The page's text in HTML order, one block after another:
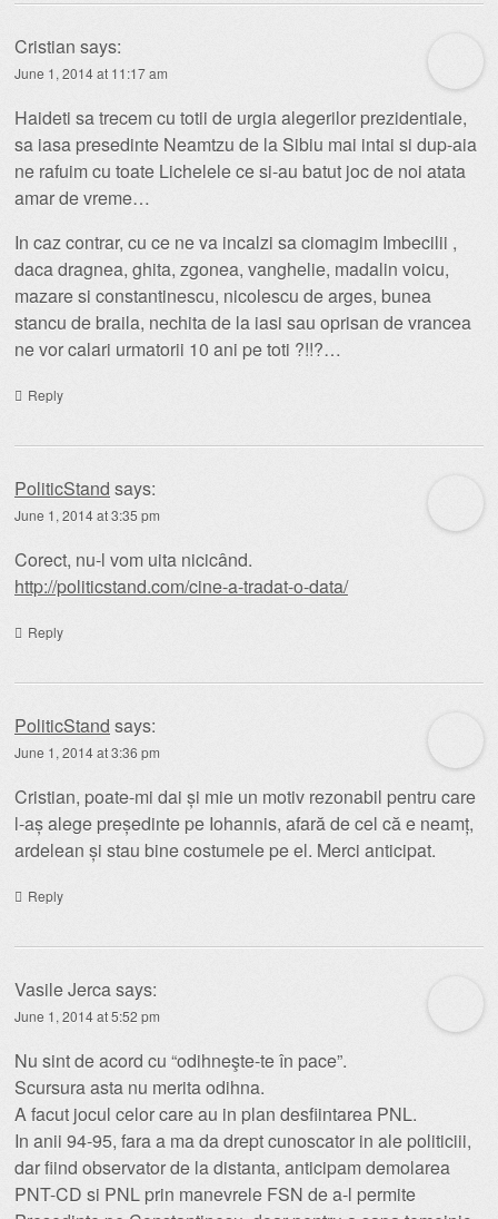
Cristian says:
June 1, 2014 at 11:17 am
Haideti sa trecem cu totii de urgia alegerilor prezidentiale,
sa iasa presedinte Neamtzu de la Sibiu mai intai si dup-aia
ne rafuim cu toate Lichelele ce si-au batut joc de noi atata
amar de vreme…
In caz contrar, cu ce ne va incalzi sa ciomagim Imbecilii ,
daca dragnea, ghita, zgonea, vanghelie, madalin voicu,
mazare si constantinescu, nicolescu de arges, bunea
stancu de braila, nechita de la iasi sau oprisan de vrancea
ne vor calari urmatorii 10 ani pe toti ?!!?…
Reply
PoliticStand says:
June 1, 2014 at 3:35 pm
Corect, nu-l vom uita nicicând.
http://politicstand.com/cine-a-tradat-o-data/
Reply
PoliticStand says:
June 1, 2014 at 3:36 pm
Cristian, poate-mi dai și mie un motiv rezonabil pentru care
l-aș alege președinte pe Iohannis, afară de cel că e neamț,
ardelean și stau bine costumele pe el. Merci anticipat.
Reply
Vasile Jercasays:
June 1, 2014 at 5:52 pm
Nu sint de acord cu “odihneşte-te în pace”.
Scursura asta nu merita odihna.
A facut jocul celor care au in plan desfiintarea PNL.
In anii 94-95, fara a ma da drept cunoscator in ale politiciii,
dar fiind observator de la distanta, anticipam demolarea
PNT-CD si PNL prin manevrele FSN de a-l permite